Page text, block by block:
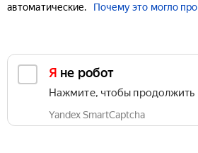
автоматические.
Почему это могло
Я не робот
Нажмите, чтобы продолжить
Yandex SmartCaptcha